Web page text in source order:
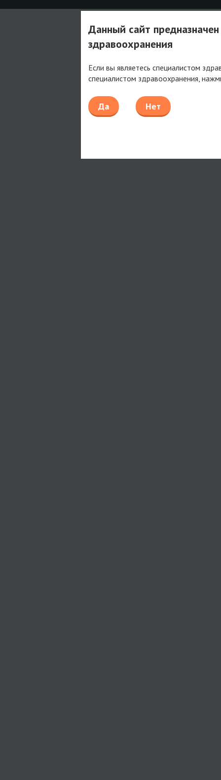
Данный сайт
здравоохранения
Если вы являетесь специалистом
специалистом здравоохранения,
Да Нет